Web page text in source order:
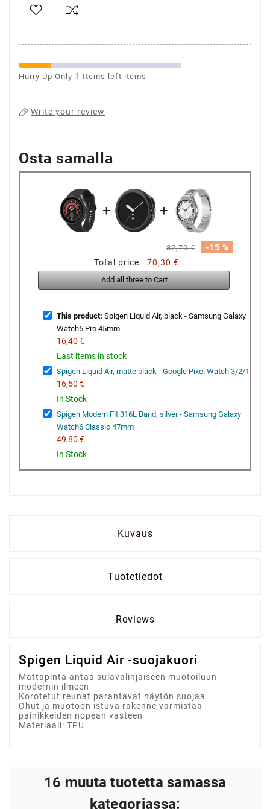
Hurry Up Only 1 Items left items
Write your review
Osta samalla
+ +
82,70 €
-15 %
Total price:
70,30 €
Add all three to Cart
This product: Spigen Liquid Air, black - Samsung Galaxy
Watch5 Pro 45mm
16,40 €
Last items in stock
Spigen Liquid Air, matte black - Google Pixel Watch 3/2/1
16,50 €
In Stock
Spigen Modern Fit 316L Band, silver - Samsung Galaxy
Watch6 Classic 47mm
49,80 €
In Stock
Kuvaus
Tuotetiedot
Reviews
Spigen Liquid Air -suojakuori
Mattapinta antaa sulavalinjaiseen muotoiluun
modernin ilmeen
Korotetut reunat parantavat näytön suojaa
Ohut ja muotoon istuva rakenne varmistaa
painikkeiden nopean vasteen
Materiaali: TPU
16 muuta tuotetta samassa
kategoriassa: